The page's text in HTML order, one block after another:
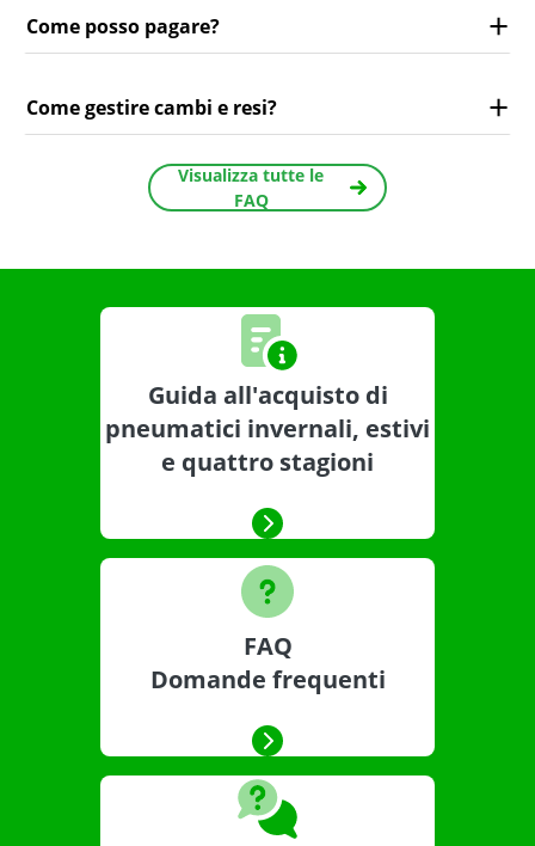
Come posso pagare?
Come gestire cambi e resi?
Visualizza tutte le
FAQ
Guida all'acquisto di
pneumatici invernali, estivi
e quattro stagioni
FAQ
Domande frequenti